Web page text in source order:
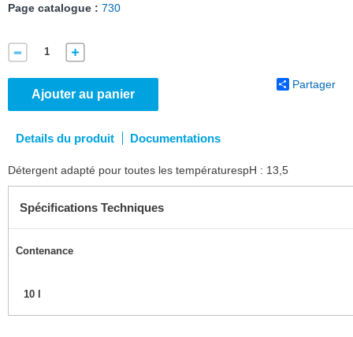
Page catalogue : 730
Ajouter au panier
Partager
Details du produit Documentations
Détergent adapté pour toutes les températurespH : 13,5
Spécifications Techniques
Contenance
10 l